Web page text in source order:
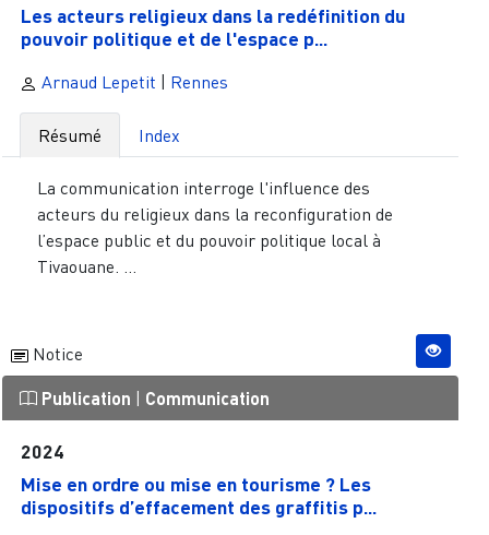
Les acteurs religieux dans la redéfinition du
pouvoir politique et de l'espace p...
Arnaud Lepetit Rennes
Résumé Index
La communication interroge l'influence des
acteurs du religieux dans la reconfiguration de
l’espace public et du pouvoir politique local à
Tivaouane. ...
Notice
Publication Communication
2024
Mise en ordre ou mise en tourisme ? Les
dispositifs d’effacement des graffitis p...